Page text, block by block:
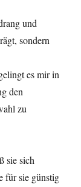
und
sondern
es mir in
den
zu
sie sich
für sie günstig